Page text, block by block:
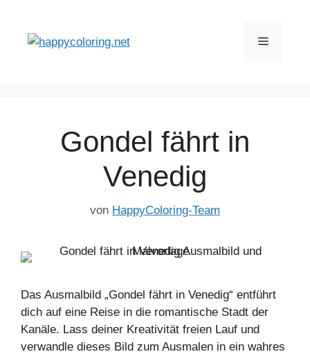
springen
Menü
Gondel fährt in
Venedig
von HappyColoring-Team
Das Ausmalbild „Gondel fährt in Venedig“ entführt
dich auf eine Reise in die romantische Stadt der
Kanäle. Lass deiner Kreativität freien Lauf und
verwandle dieses Bild zum Ausmalen in ein wahres